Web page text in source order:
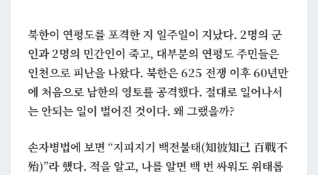
한
것
은
전
쟁?
북한이 연평도를 포격한 지 일주일이 지났다. 2명의 군
인과 2명의 민간인이 죽고, 대부분의 연평도 주민들은
인천으로 피난을 나왔다. 북한은 625 전쟁 이후 60년만
에 처음으로 남한의 영토를 공격했다. 절대로 일어나서
는 안되는 일이 벌어진 것이다. 왜 그랬을까?
손자병법에 보면 “지피지기 백전불태(知彼知己 百戰不
殆)”라 했다. 적을 알고, 나를 알면 백 번 싸워도 위태롭